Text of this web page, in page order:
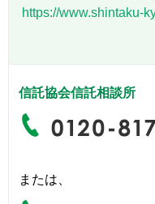
https://www.shintaku-
信託協会信託相談所
または、